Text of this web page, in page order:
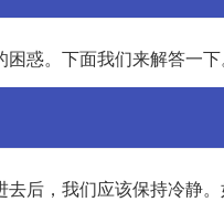
惑。下面我们来解答一下
后，我们应该保持冷静